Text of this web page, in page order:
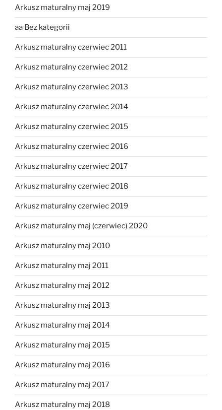
Arkusz maturalny maj 2019
aa Bez kategorii
Arkusz maturalny czerwiec 2011
Arkusz maturalny czerwiec 2012
Arkusz maturalny czerwiec 2013
Arkusz maturalny czerwiec 2014
Arkusz maturalny czerwiec 2015
Arkusz maturalny czerwiec 2016
Arkusz maturalny czerwiec 2017
Arkusz maturalny czerwiec 2018
Arkusz maturalny czerwiec 2019
Arkusz maturalny maj (czerwiec) 2020
Arkusz maturalny maj 2010
Arkusz maturalny maj 2011
Arkusz maturalny maj 2012
Arkusz maturalny maj 2013
Arkusz maturalny maj 2014
Arkusz maturalny maj 2015
Arkusz maturalny maj 2016
Arkusz maturalny maj 2017
Arkusz maturalny maj 2018